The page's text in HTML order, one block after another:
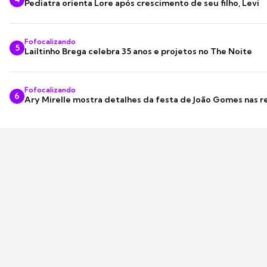
Pediatra orienta Lore após crescimento de seu filho, Levi
5
Fofocalizando
Lailtinho Brega celebra 35 anos e projetos no The Noite
6
Fofocalizando
Ary Mirelle mostra detalhes da festa de João Gomes nas